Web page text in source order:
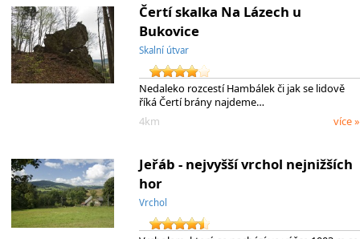
Čertí skalka Na Lázech u
Bukovice
Skalní útvar
Nedaleko rozcestí Hambálek či jak se lidově
říká Čertí brány najdeme…
4km
více »
Jeřáb - nejvyšší vrchol nejnižších
hor
Vrchol